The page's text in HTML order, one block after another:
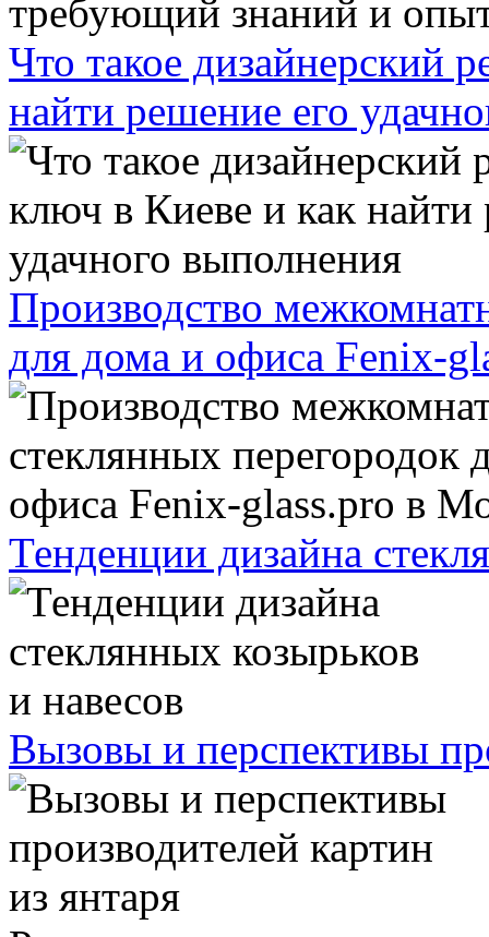
Что такое дизайнерский
найти решение его
Производство
для дома и офиса Fenix-
Тенденции дизайна
Вызовы и перспективы